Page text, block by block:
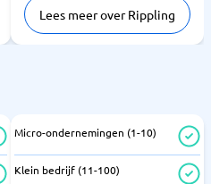
Lees meer over Rippling
Micro-ondernemingen (1-10)
Klein bedrijf (11-100)